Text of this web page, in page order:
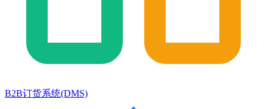
B2B订货系统(DMS)